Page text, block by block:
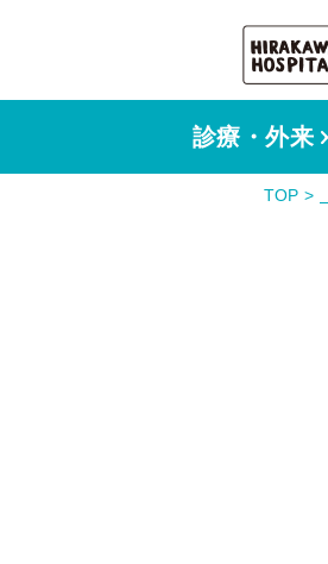
診療・外来
TOP